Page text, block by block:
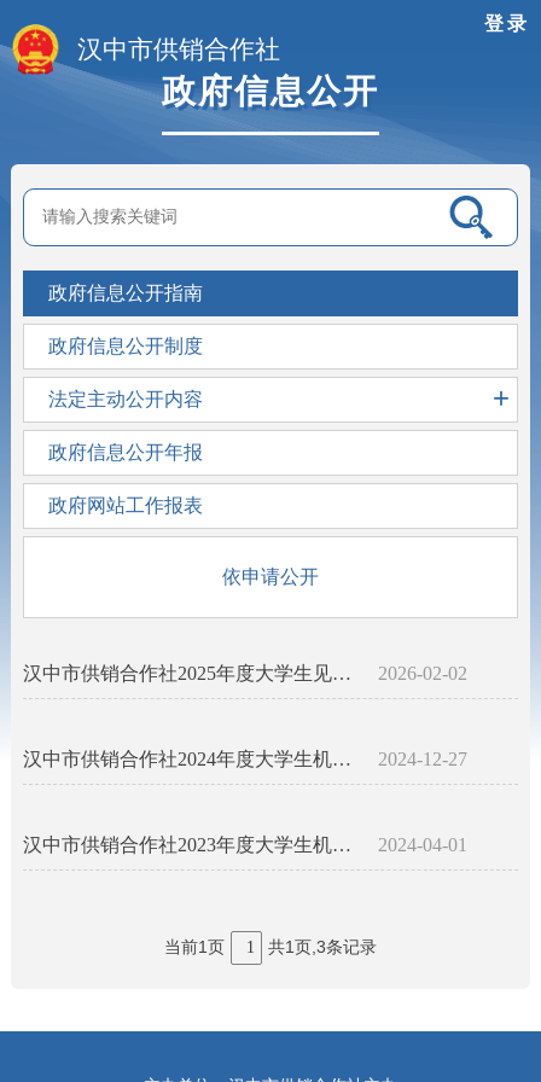
登录
汉中市供销合作社
政府信息公开
政府信息公开指南
政府信息公开制度
法定主动公开内容 +
政府信息公开年报
政府网站工作报表
依申请公开
汉中市供销合作社2025年度大学生见习机关情况说明 2026-02-02
汉中市供销合作社2024年度大学生机关见习说明 2024-12-27
汉中市供销合作社2023年度大学生机关见习说明 2024-04-01
当前1页 1 共1页,3条记录